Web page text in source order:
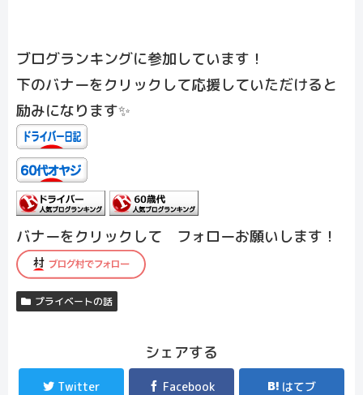
ブログランキングに参加しています！
下のバナーをクリックして応援していただけると
励みになります✨
バナーをクリックして フォローお願いします！
プライベートの話
シェアする
Twitter Facebook はてブ